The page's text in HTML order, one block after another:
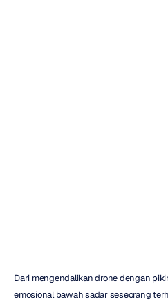
Dari mengendalikan drone dengan
emosional bawah sadar seseorang